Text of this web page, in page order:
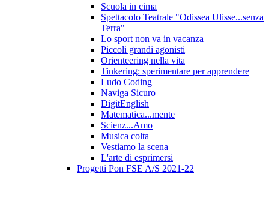
Scuola in cima
Spettacolo Teatrale "Odissea Ulisse...senza
Terra"
Lo sport non va in vacanza
Piccoli grandi agonisti
Orienteering nella vita
Tinkering: sperimentare per apprendere
Ludo Coding
Naviga Sicuro
DigitEnglish
Matematica...mente
Scienz...Amo
Musica colta
Vestiamo la scena
L'arte di esprimersi
Progetti Pon FSE A/S 2021-22